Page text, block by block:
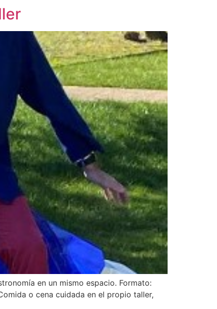
en un mismo espacio. Formato:
o cena cuidada en el propio taller,